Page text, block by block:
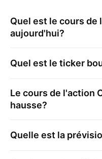
Quel est le cours de
aujourd'hui?
Quel est le ticker
Le cours de l'action
hausse?
Quelle est la